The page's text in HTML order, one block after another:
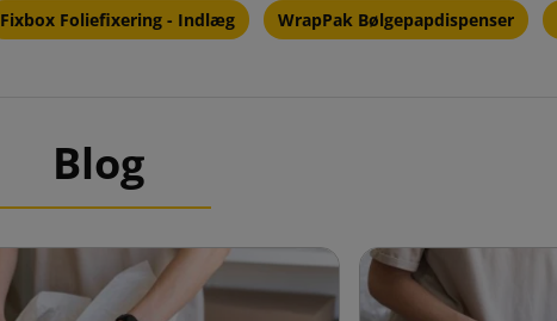
Fixbox Foliefixering - Indlæg WrapPak Bølgepapdispenser
Blog